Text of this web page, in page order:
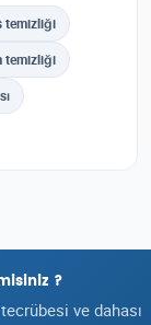
temizliği
temizliği
?
ve dahası